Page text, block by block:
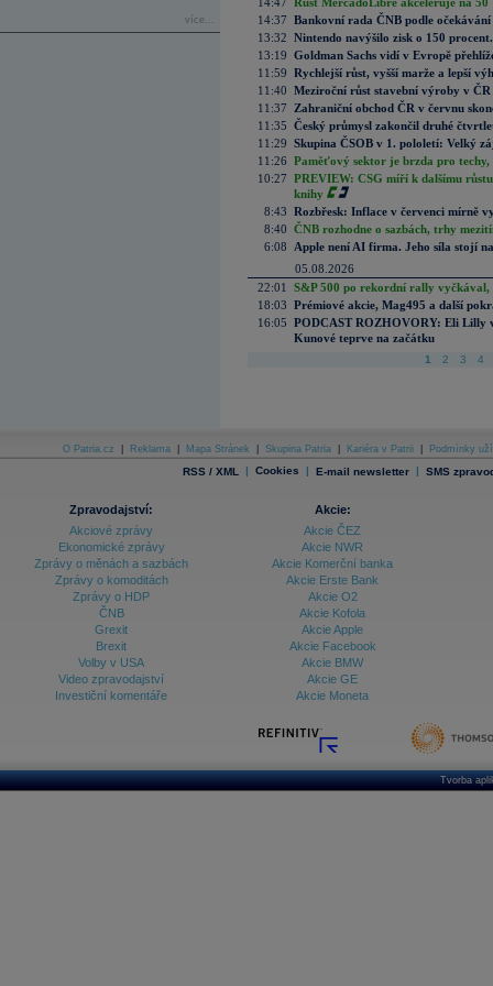
více...
14:37 Bankovní rada ČNB podle
13:32 Nintendo navýšilo zisk o 150
13:19 Goldman Sachs vidí v Evropě
11:59 Rychlejší růst, vyšší marže a lepší
11:40 Meziroční růst stavební výroby v
11:37
Zahraniční obchod ČR v červnu
11:35 Český průmysl zakončil druhé
11:29 Skupina ČSOB v 1. pololetí: Velký
11:26 Paměťový sektor je brzda pro techy,
10:27 PREVIEW: CSG míří k dalšímu
knihy
8:43 Rozbřesk: Inflace v červenci mírně
8:40 ČNB rozhodne o sazbách, trhy
6:08
Apple není AI firma. Jeho síla stojí
05.08.2026
22:01
S&P 500 po rekordní rally vyčkával,
18:03 Prémiové akcie, Mag495 a další
16:05 PODCAST ROZHOVORY: Eli Lilly
Kunové teprve na začátku
1 2 3 4
O Patria.cz Reklama Mapa Stránek Skupina Patria Kariéra v Patrii Podmínky
RSS / XML | Cookies | E-mail newsletter | SMS
Zpravodajství:
Akciové zprávy
Ekonomické zprávy
Zprávy o měnách a sazbách
Zprávy o komoditách
Zprávy o HDP
ČNB
Grexit
Brexit
Volby v USA
Video zpravodajství
Investiční komentáře
Akcie:
Akcie ČEZ
Akcie NWR
Akcie Komerční banka
Akcie Erste Bank
Akcie O2
Akcie Kofola
Akcie Apple
Akcie Facebook
Akcie BMW
Akcie GE
Akcie Moneta
Tvorba